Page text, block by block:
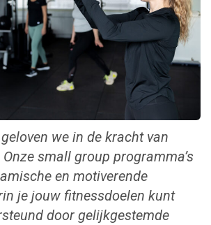
we in de kracht van
small group programma’s
en motiverende
je jouw fitnessdoelen kunt
door gelijkgestemde